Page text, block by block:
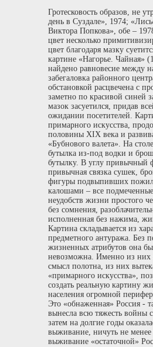
Гротесковость образов, не
день в Суздале», 1974;
Виктора Попкова», обе –
цвет несколько
цвет благодаря мазку
картине «Нагорье. Чайная»
найдено равновесие между
забегаловка районного
обстановкой расцвечена с
заметно по красивой синей
мазок засуетился, придав
ожидании посетителей.
примарного искусства,
половины ХIХ века и
«Бубнового валета». На
бутылка из-под водки и
бутылку. В углу привычный
привычная связка сушек,
фигуры подвыпивших
калошами – все
неудобств жизни простого
без сомнения,
исполненная без нажима,
Картина складывается из
предметного антуража. Без
жизненных атрибутов она
невозможна. Именно из них
смысл полотна, из них
«примарного искусства»,
создать реальную картину
населения огромной
Это «обнаженная» Россия -
вынесла всю тяжесть войны
затем на долгие годы
выживание, ничуть не менее
выживание «остаточной»